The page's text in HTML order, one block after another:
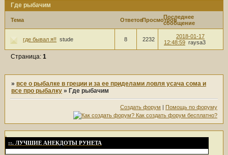
Где рыбачим
Тема ОтветовПросмотровПоследнее
сообщение
где бывал я!! stude 8 2232
2018-01-17
12:48:59 raysa3
Страница:1
»все о рыбалке в греции и за ее приделами ловля усача сома и
все про рыбалку » Где рыбачим
Создать форум | Помощь по форуму
::. ЛУЧШИЕ АНЕКДОТЫ РУНЕТА